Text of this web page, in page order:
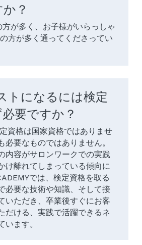
？
が多く、お子様がいらっしゃ
方が多く通ってくださってい
トになるには検定
要ですか？
資格は国家資格ではありませ
必要なものではありません。
内容がサロンワークでの実践
け離れてしまっている傾向に
では、検定資格を取る
必要な技術や知識、そして接
いただき、卒業後すぐにお客
だける、実践で活躍できるネ
います。